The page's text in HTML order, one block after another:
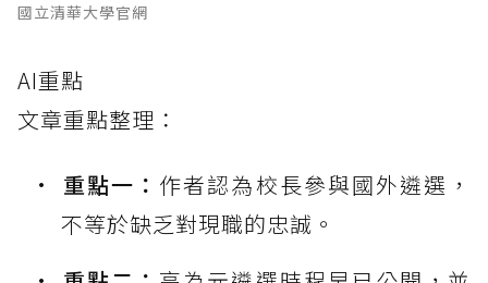
國立清華大學官網
AI重點
文章重點整理：
重點一： 作者認為校長參與國外遴選，
不等於缺乏對現職的忠誠。